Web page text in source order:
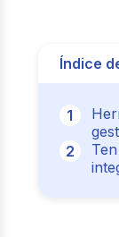
Índice